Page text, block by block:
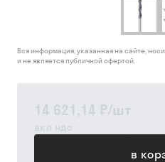
14 621,14 ₽/шт
вкл ндс
в
Вся информация, указанная на сайте,
и не является публичной офертой.